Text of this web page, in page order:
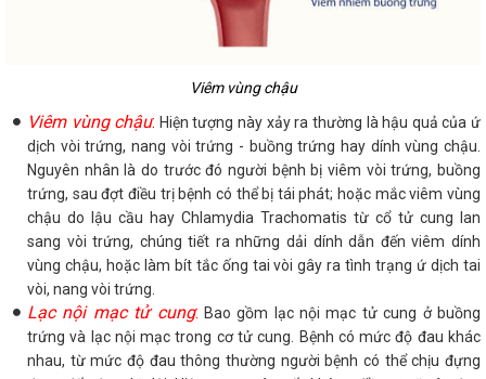
Viêm vùng chậu
Viêm vùng chậu: Hiện tượng này xảy ra thường là hậu quả của ứ
dịch vòi trứng, nang vòi trứng - buồng trứng hay dính vùng chậu.
Nguyên nhân là do trước đó người bệnh bị viêm vòi trứng, buồng
trứng, sau đợt điều trị bệnh có thể bị tái phát; hoặc mắc viêm vùng
chậu do lậu cầu hay Chlamydia Trachomatis từ cổ tử cung lan
sang vòi trứng, chúng tiết ra những dải dính dẫn đến viêm dính
vùng chậu, hoặc làm bít tắc ống tai vòi gây ra tình trạng ứ dịch tai
vòi, nang vòi trứng.
Lạc nội mạc tử cung: Bao gồm lạc nội mạc tử cung ở buồng
trứng và lạc nội mạc trong cơ tử cung. Bệnh có mức độ đau khác
nhau, từ mức độ đau thông thường người bệnh có thể chịu đựng